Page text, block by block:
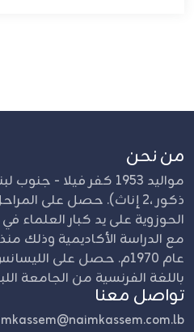
من نحن
ذكور ،2 إناث). حصل على
الحوزوية على يد كبار العلماء في
مع الدراسة الأكاديمية وذلك منذ
عام 1970م. حصل على
باللغة الفرنسية من الجامعة
تواصل معنا